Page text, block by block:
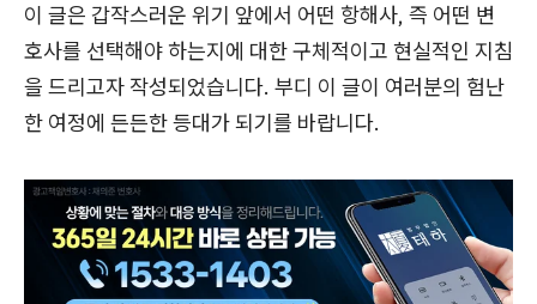
이 글은 갑작스러운 위기 앞에서 어떤 항해사, 즉 어떤 변
호사를 선택해야 하는지에 대한 구체적이고 현실적인 지침
을 드리고자 작성되었습니다. 부디 이 글이 여러분의 험난
한 여정에 든든한 등대가 되기를 바랍니다.